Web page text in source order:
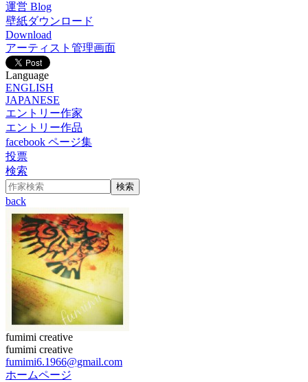
運営 Blog
壁紙ダウンロード
Download
アーティスト管理画面
Language
ENGLISH
JAPANESE
エントリー作家
エントリー作品
facebook ページ集
投票
検索
back
fumimi creative
fumimi creative
fumimi6.1966@gmail.com
ホームページ